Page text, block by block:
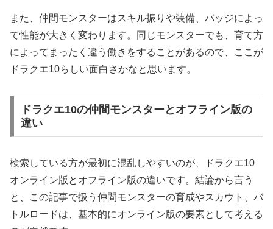
また、仲間モンスターはスキル振りや装備、バッジによっ
て性能が大きく変わります。同じモンスターでも、育て方
によってまったく違う働きをすることがあるので、ここが
ドラクエ10らしい面白さかなと思います。
ドラクエ10の仲間モンスターとオフライン版の
違い
検索している方が最初に混乱しやすいのが、ドラクエ10
オンライン版とオフライン版の違いです。結論から言う
と、この記事で扱う仲間モンスターの育成やスカウト、バ
トルロードは、基本的にオンライン版の要素として考える